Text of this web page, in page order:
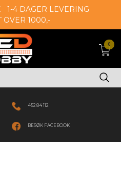
1-4 DAGER LEVERING
OVER 1000,-
0
452 84 112
BESØK FACEBOOK